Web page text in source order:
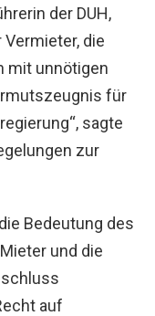
der DUH,
die
mit unnötigen
für
sagte
zur
Bedeutung des
und die
auf